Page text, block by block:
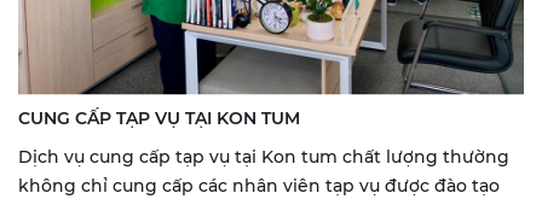
CUNG CẤP TẠP VỤ TẠI KON TUM
Dịch vụ cung cấp tạp vụ tại Kon tum chất lượng thường
không chỉ cung cấp các nhân viên tạp vụ được đào tạo